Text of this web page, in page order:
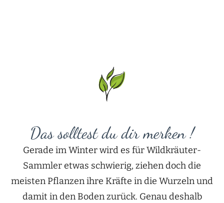
Das solltest du dir merken !
Gerade im Winter wird es für Wildkräuter-
Sammler etwas schwierig, ziehen doch die
meisten Pflanzen ihre Kräfte in die Wurzeln und
damit in den Boden zurück. Genau deshalb